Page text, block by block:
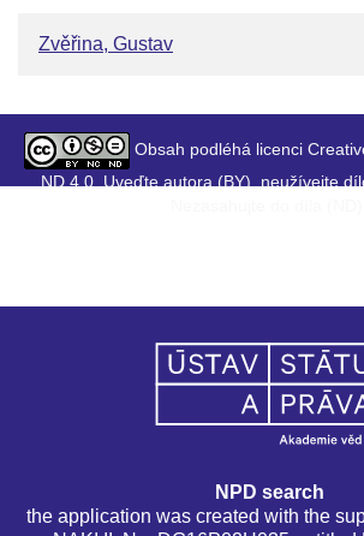
Zvěřina, Gustav
Obsah podléhá licenci
ND 4.0. Uveďte autora (BY), neužívejte
NPD search
the application was created with the